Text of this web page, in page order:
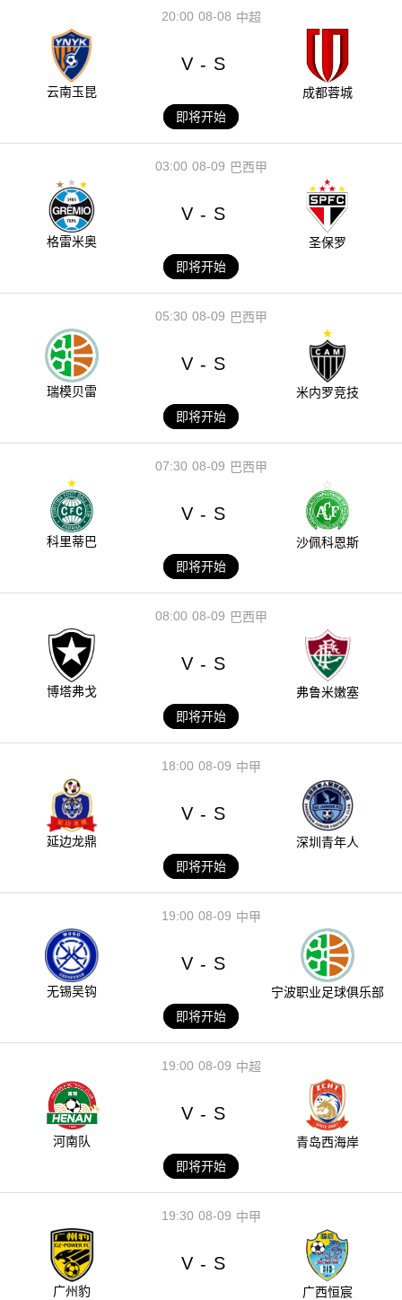
08-08
20:00 中超
云南玉昆
V - S
成都蓉城
即将开始
08-09
03:00 巴西甲
格雷米奥
V - S
圣保罗
即将开始
08-09
05:30 巴西甲
瑞模贝雷
V - S
米内罗竞技
即将开始
08-09
07:30 巴西甲
科里蒂巴
V - S
沙佩科恩斯
即将开始
08-09
08:00 巴西甲
博塔弗戈
V - S
弗鲁米嫩塞
即将开始
08-09
18:00 中甲
延边龙鼎
V - S
深圳青年人
即将开始
08-09
19:00 中甲
无锡吴钩
V - S
宁波职业足球俱乐部
即将开始
08-09
19:00 中超
河南队
V - S
青岛西海岸
即将开始
08-09
19:30 中甲
广州豹
V - S
广西恒宸